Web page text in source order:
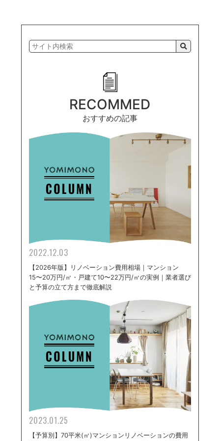
RECOMMED
おすすめの記事
2022.12.03
【2026年版】リノベーション費用相場｜マンション
15〜20万円/㎡・戸建て10〜22万円/㎡の実例｜業者選び
と予算の立て方まで徹底解説
2023.01.25
【予算別】70平米(㎡)マンションリノベーションの費用